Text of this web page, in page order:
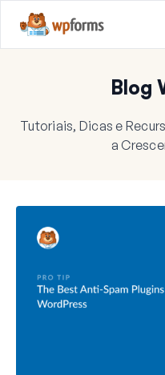
Blog
Tutoriais, Dicas e
a